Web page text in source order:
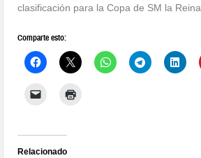
clasificación para la Copa de SM la Reina.
Comparte esto:
Relacionado